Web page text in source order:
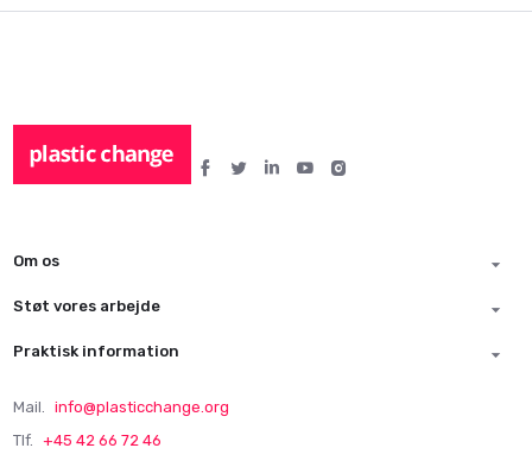
Om os
Støt vores arbejde
Praktisk information
Mail.
info@plasticchange.org
Tlf.
+45 42 66 72 46